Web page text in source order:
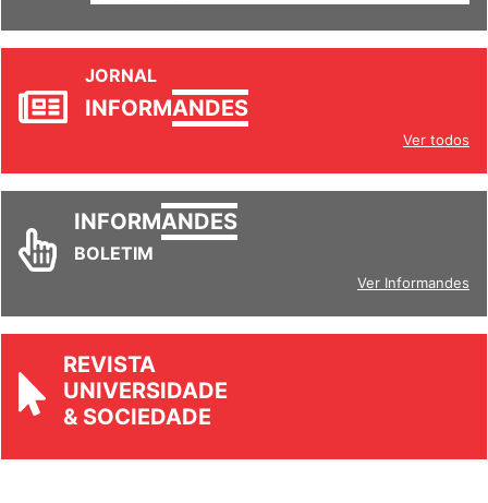
JORNAL
INFORMANDES
Ver todos
INFORMANDES
BOLETIM
Ver Informandes
REVISTA
UNIVERSIDADE
& SOCIEDADE